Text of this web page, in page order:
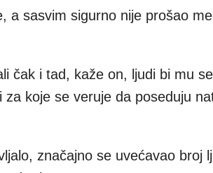
a sasvim sigurno nije prošao
čak i tad, kaže on, ljudi bi mu
za koje se veruje da poseduju
značajno se uvećavao broj